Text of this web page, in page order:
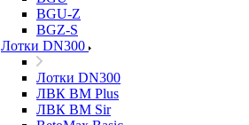
BGU-Z
BGZ-S
Лотки DN300
Лотки DN300
ЛВК ВМ Plus
ЛВК ВМ Sir